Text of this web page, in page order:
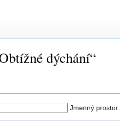
dýchání“
Jmenný prostor: